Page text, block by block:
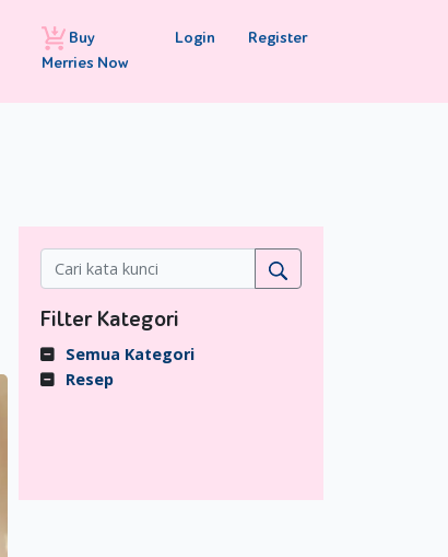
Buy
Merries Now
Login Register
Filter Kategori
Semua Kategori
Resep